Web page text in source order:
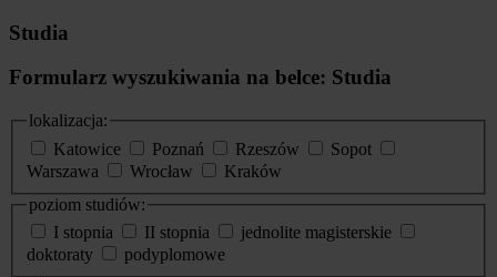
Studia
Formularz wyszukiwania na belce: Studia
lokalizacja:
Katowice
Poznań Rzeszów
Sopot
Warszawa
Wrocław
Kraków
poziom studiów:
I stopnia
II stopnia
jednolite magisterskie
doktoraty
podyplomowe